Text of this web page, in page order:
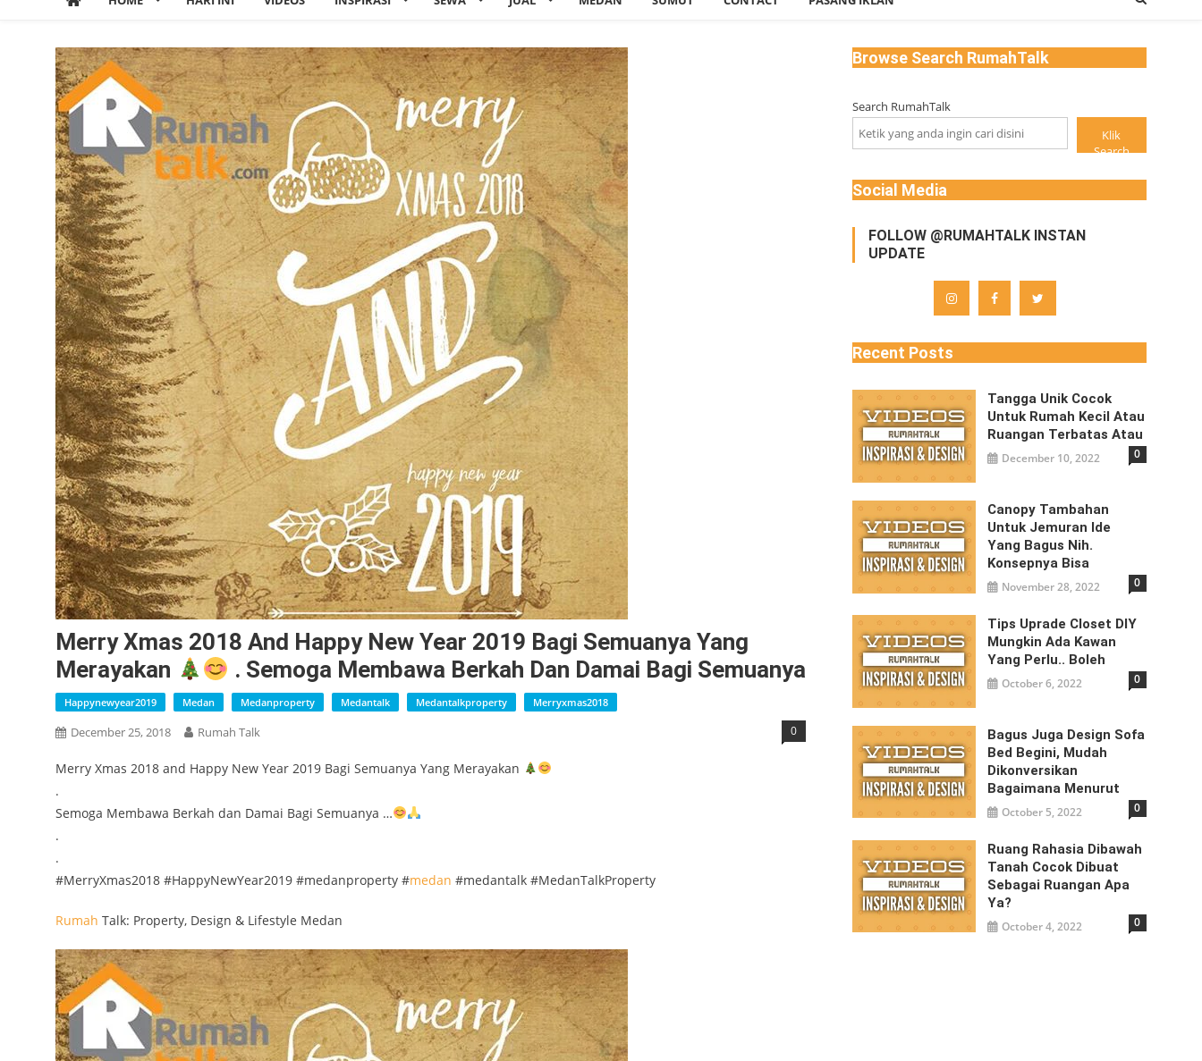
Merry Xmas 2018 And Happy New Year 2019 Bagi Semuanya Yang
Merayakan
. Semoga Membawa Berkah Dan Damai Bagi Semuanya
Happynewyear2019 Medan Medanproperty Medantalk Medantalkproperty Merryxmas2018
December 25, 2018 Rumah Talk 0
Merry Xmas 2018 and Happy New Year 2019 Bagi Semuanya Yang Merayakan
.
Semoga Membawa Berkah dan Damai Bagi Semuanya …
.
.
#MerryXmas2018 #HappyNewYear2019 #medanproperty #medan #medantalk #MedanTalkProperty
Rumah Talk: Property, Design & Lifestyle Medan
Browse Search RumahTalk
Search RumahTalk
Klik
Search
Social Media
FOLLOW @RUMAHTALK INSTAN
UPDATE
Recent Posts
Tangga Unik Cocok
Untuk Rumah Kecil Atau
Ruangan Terbatas Atau
December 10, 2022 0
Canopy Tambahan
Untuk Jemuran Ide
Yang Bagus Nih.
Konsepnya Bisa
November 28, 2022 0
Tips Uprade Closet DIY
Mungkin Ada Kawan
Yang Perlu.. Boleh
October 6, 2022 0
Bagus Juga Design Sofa
Bed Begini, Mudah
Dikonversikan
Bagaimana Menurut
October 5, 2022 0
Ruang Rahasia Dibawah
Tanah Cocok Dibuat
Sebagai Ruangan Apa
Ya?
October 4, 2022 0